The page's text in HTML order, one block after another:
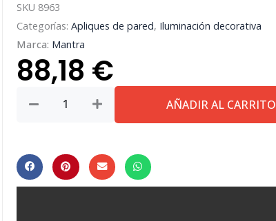
SKU 8963
Categorías: Apliques de pared, Iluminación decorativa
Marca: Mantra
88,18 €
LED
NEGRO
cantidad
AÑADIR AL CARRITO